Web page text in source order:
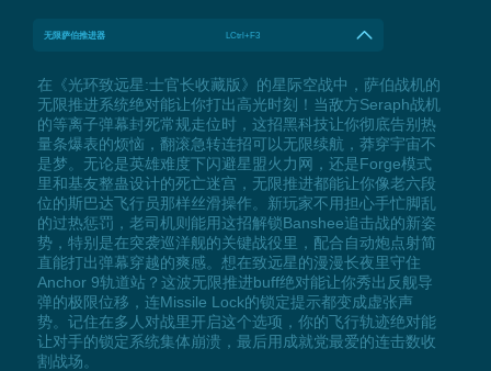
无限萨伯推进器 LCtrl+F3
在《光环致远星:士官长收藏版》的星际空战中，萨伯战机的
无限推进系统绝对能让你打出高光时刻！当敌方Seraph战机
的等离子弹幕封死常规走位时，这招黑科技让你彻底告别热
量条爆表的烦恼，翻滚急转连招可以无限续航，莽穿宇宙不
是梦。无论是英雄难度下闪避星盟火力网，还是Forge模式
里和基友整蛊设计的死亡迷宫，无限推进都能让你像老六段
位的斯巴达飞行员那样丝滑操作。新玩家不用担心手忙脚乱
的过热惩罚，老司机则能用这招解锁Banshee追击战的新姿
势，特别是在突袭巡洋舰的关键战役里，配合自动炮点射简
直能打出弹幕穿越的爽感。想在致远星的漫漫长夜里守住
Anchor 9轨道站？这波无限推进buff绝对能让你秀出反舰导
弹的极限位移，连Missile Lock的锁定提示都变成虚张声
势。记住在多人对战里开启这个选项，你的飞行轨迹绝对能
让对手的锁定系统集体崩溃，最后用成就党最爱的连击数收
割战场。